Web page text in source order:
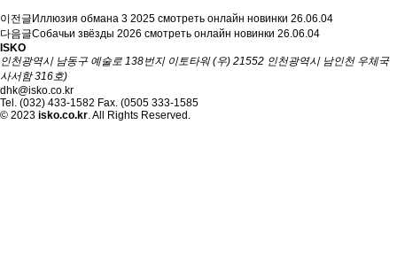
이전글 Иллюзия обмана 3 2025 смотреть онлайн новинки 26.06.04
다음글Собачьи звёзды 2026 смотреть онлайн новинки 26.06.04
ISKO
인천광역시 남동구 예술로 138번지 이토타워 (우) 21552 인천광역시 남인천 우체국
사서함 316호)
dhk@isko.co.kr
Tel. (032) 433-1582 Fax. (0505 333-1585
© 2023 isko.co.kr. All Rights Reserved.